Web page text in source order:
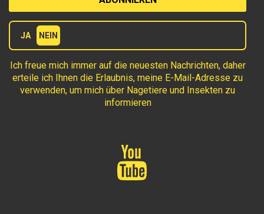
JA NEIN
Ich freue mich immer auf die neuesten Nachrichten, daher
erteile ich Ihnen die Erlaubnis, meine E-Mail-Adresse zu
verwenden, um mich über Nagetiere und Insekten zu
informieren